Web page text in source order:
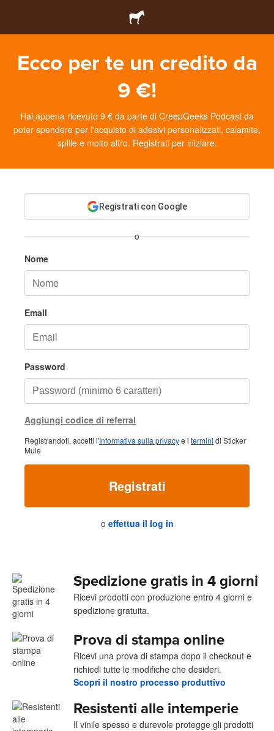
Ecco per te un credito da
9 €!
Hai appena ricevuto 9 € da parte di CreepGeeks Podcast da
poter spendere per l'acquisto di adesivi personalizzati, calamite,
spille e molto altro. Registrati per iniziare.
Registrati con Google
o
Nome
Email
Password
Aggiungi codice di referral
Registrandoti, accetti l'Informativa sulla privacye i termini di Sticker
Mule
Registrati
o effettua il log in
Spedizione gratis in 4 giorni
Ricevi prodotti con produzione entro 4 giorni e
spedizione gratuita.
Prova di stampa online
Ricevi una prova di stampa dopo il checkout e
richiedi tutte le modifiche che desideri.
Scopri il nostro processo produttivo
Resistenti alle intemperie
Il vinile spesso e durevole protegge gli prodotti